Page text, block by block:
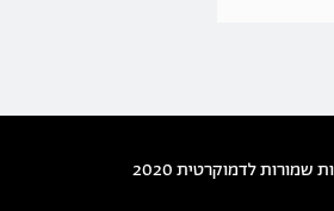
שמורות לדמוקרטית 2020